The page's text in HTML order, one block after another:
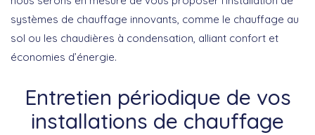
systèmes de chauffage innovants, comme le chauffage au
sol ou les chaudières à condensation, alliant confort et
économies d’énergie.
Entretien périodique de vos
installations de chauffage